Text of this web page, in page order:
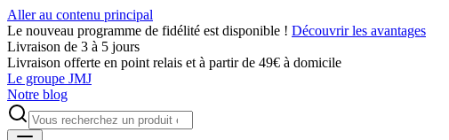
Aller au contenu principal
Le nouveau programme de fidélité est disponible ! Découvrir les avantages
Livraison de 3 à 5 jours
Livraison offerte en point relais et à partir de 49€ à domicile
Le groupe JMJ
Notre blog